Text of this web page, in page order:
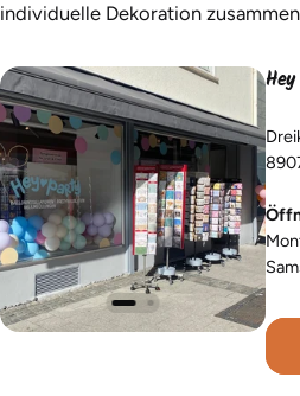
individuelle Dekoration